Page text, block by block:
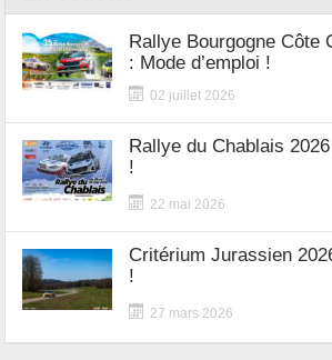
Rallye Bourgogne Côte
: Mode d’emploi !
02 juillet 2026
Rallye du Chablais
!
22 mai 2026
Critérium Jurassien
!
27 mars 2026